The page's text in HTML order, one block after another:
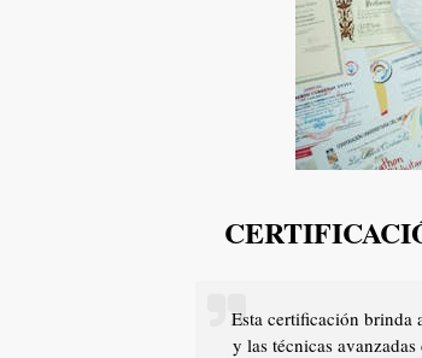
Esta certificación brinda
y las técnicas